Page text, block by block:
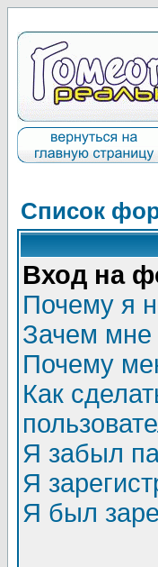
Список
Вход на
Почему я
Зачем мне
Почему
Как
Я забыл
Я
Я был